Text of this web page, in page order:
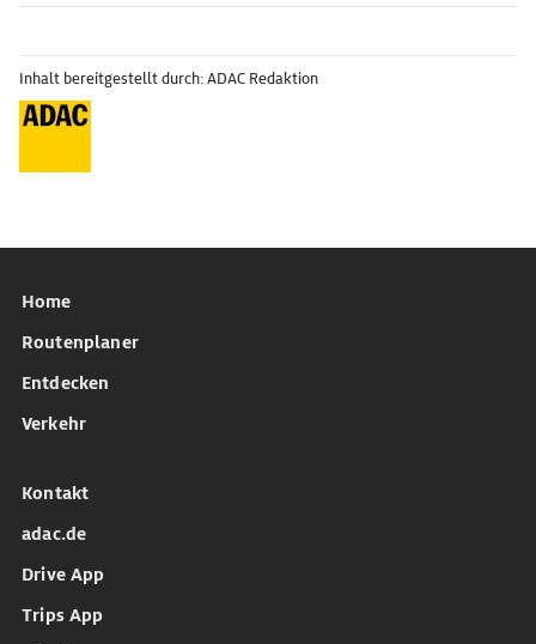
Inhalt bereitgestellt durch: ADAC Redaktion
Home
Routenplaner
Entdecken
Verkehr
Kontakt
adac.de
Drive App
Trips App